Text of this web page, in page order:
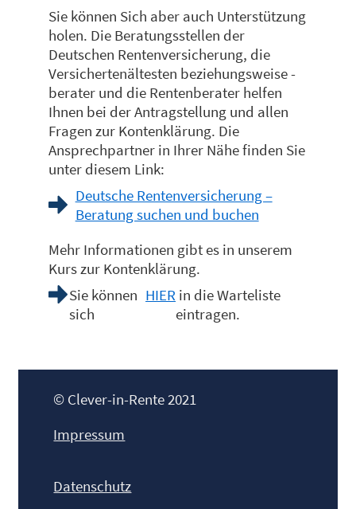
Sie können Sich aber auch Unterstützung
holen. Die Beratungsstellen der
Deutschen Rentenversicherung, die
Versichertenältesten beziehungsweise -
berater und die Rentenberater helfen
Ihnen bei der Antragstellung und allen
Fragen zur Kontenklärung. Die
Ansprechpartner in Ihrer Nähe finden Sie
unter diesem Link:
Deutsche Rentenversicherung –
Beratung suchen und buchen
Mehr Informationen gibt es in unserem
Kurs zur Kontenklärung.
Sie können
sich
HIER in die Warteliste
eintragen.
© Clever-in-Rente 2021
Impressum
Datenschutz